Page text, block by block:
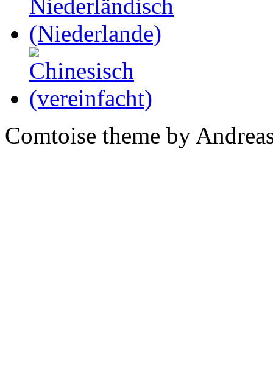
Comtoise theme by